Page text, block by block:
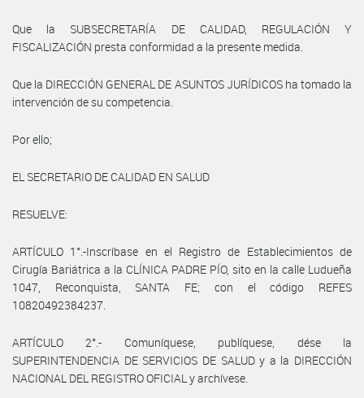
Que la SUBSECRETARÍA DE CALIDAD, REGULACIÓN Y
FISCALIZACIÓN presta conformidad a la presente medida.
Que la DIRECCIÓN GENERAL DE ASUNTOS JURÍDICOS ha tomado la
intervención de su competencia.
Por ello;
EL SECRETARIO DE CALIDAD EN SALUD
RESUELVE:
ARTÍCULO 1°.-Inscríbase en el Registro de Establecimientos de
Cirugía Bariátrica a la CLÍNICA PADRE PÍO, sito en la calle Ludueña
1047, Reconquista, SANTA FE; con el código REFES
10820492384237.
ARTÍCULO 2°.- Comuníquese, publíquese, dése la
SUPERINTENDENCIA DE SERVICIOS DE SALUD y a la DIRECCIÓN
NACIONAL DEL REGISTRO OFICIAL y archívese.